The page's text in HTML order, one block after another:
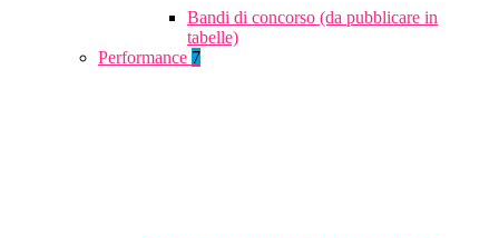
Bandi di concorso (da pubblicare in
tabelle)
Performance 7